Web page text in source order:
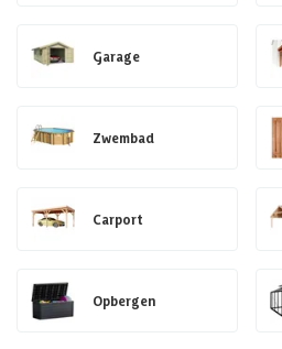
Garage
Zwembad
Carport
Opbergen